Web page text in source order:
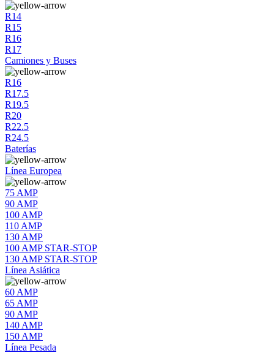
R14
R15
R16
R17
Camiones y Buses
R16
R17.5
R19.5
R20
R22.5
R24.5
Baterías
Línea Europea
75 AMP
90 AMP
100 AMP
110 AMP
130 AMP
100 AMP STAR-STOP
130 AMP STAR-STOP
Línea Asiática
60 AMP
65 AMP
90 AMP
140 AMP
150 AMP
Línea Pesada